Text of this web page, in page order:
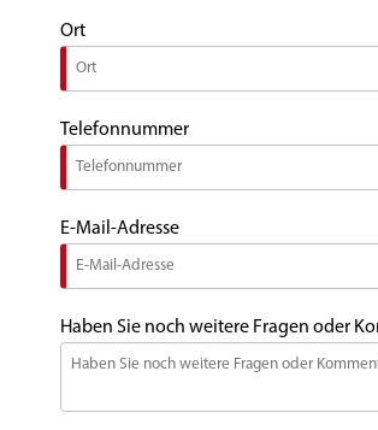
Ort
Telefonnummer
E-Mail-Adresse
Haben Sie noch weitere Fragen oder